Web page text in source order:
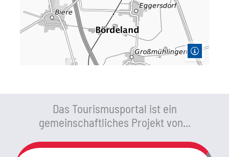
Das Tourismusportal ist ein
gemeinschaftliches Projekt von...